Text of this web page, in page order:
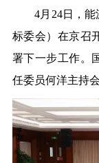
4月 24日，能
标委会）在京召
署下一步工作。
任委员何洋主持